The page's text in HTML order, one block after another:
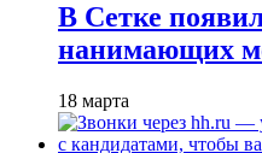
В Сетке
нанимающих
18 марта